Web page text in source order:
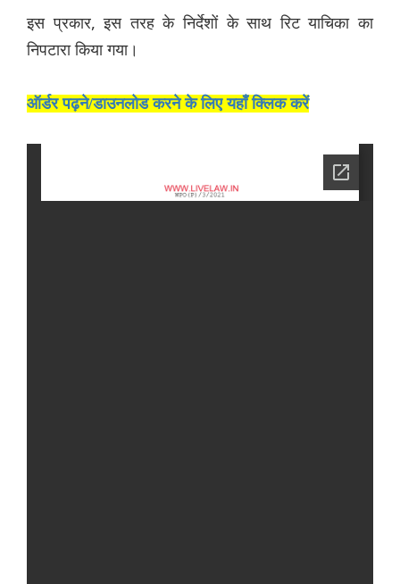
इस प्रकार, इस तरह के निर्देशों के साथ रिट याचिका का
निपटारा किया गया।
ऑर्डर पढ़ने/डाउनलोड करने के लिए यहाँ क्लिक करें